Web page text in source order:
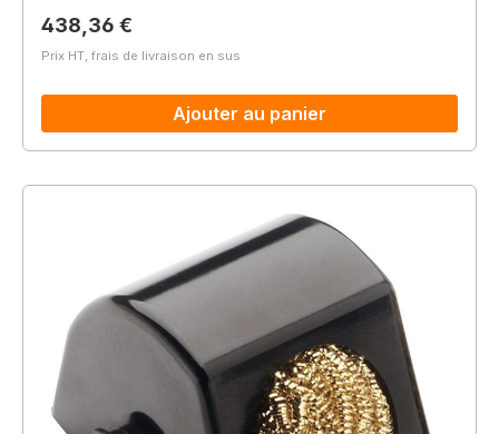
Prix régulier :
438,36 €
Prix HT, frais de livraison en sus
Ajouter au panier